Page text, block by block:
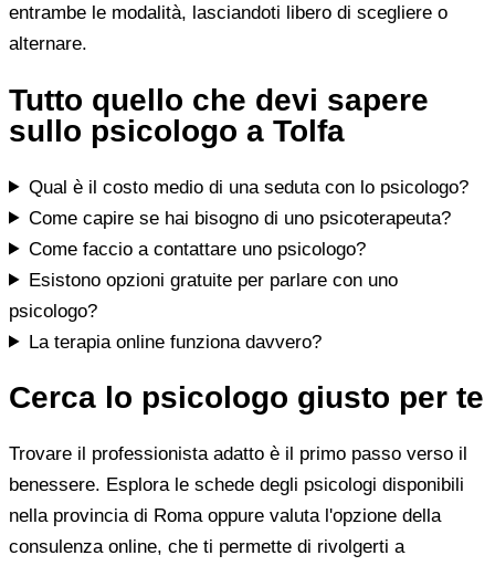
entrambe le modalità, lasciandoti libero di scegliere o
alternare.
Tutto quello che devi sapere
sullo psicologo a Tolfa
Qual è il costo medio di una seduta con lo psicologo?
Come capire se hai bisogno di uno psicoterapeuta?
Come faccio a contattare uno psicologo?
Esistono opzioni gratuite per parlare con uno
psicologo?
La terapia online funziona davvero?
Cerca lo psicologo giusto per te
Trovare il professionista adatto è il primo passo verso il
benessere. Esplora le schede degli psicologi disponibili
nella provincia di Roma oppure valuta l'opzione della
consulenza online, che ti permette di rivolgerti a